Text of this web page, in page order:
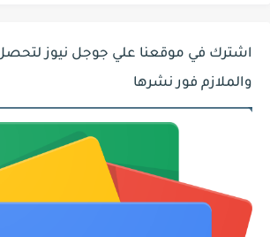
اشترك في موقعنا علي جوجل نيوز
والملازم فور نشرها